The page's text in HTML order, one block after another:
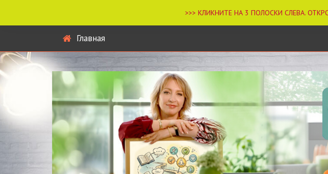
Главная